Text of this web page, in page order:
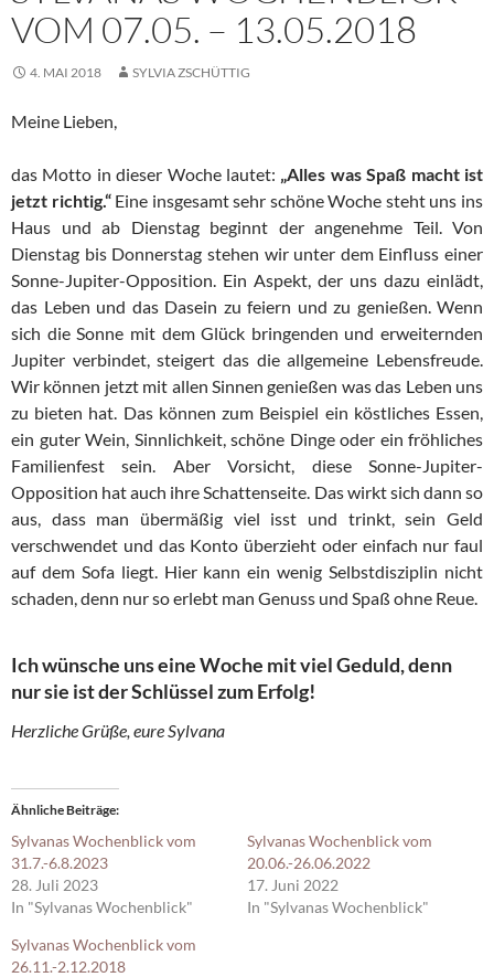
VOM 07.05. – 13.05.2018
4. MAI 2018 SYLVIA ZSCHÜTTIG
Meine Lieben,
das Motto in dieser Woche lautet: „Alles was Spaß macht ist
jetzt richtig.“Eine insgesamt sehr schöne Woche steht uns ins
Haus und ab Dienstag beginnt der angenehme Teil. Von
Dienstag bis Donnerstag stehen wir unter dem Einfluss einer
Sonne-Jupiter-Opposition. Ein Aspekt, der uns dazu einlädt,
das Leben und das Dasein zu feiern und zu genießen. Wenn
sich die Sonne mit dem Glück bringenden und erweiternden
Jupiter verbindet, steigert das die allgemeine Lebensfreude.
Wir können jetzt mit allen Sinnen genießen was das Leben uns
zu bieten hat. Das können zum Beispiel ein köstliches Essen,
ein guter Wein, Sinnlichkeit, schöne Dinge oder ein fröhliches
Familienfest sein. Aber Vorsicht, diese Sonne-Jupiter-
Opposition hat auch ihre Schattenseite. Das wirkt sich dann so
aus, dass man übermäßig viel isst und trinkt, sein Geld
verschwendet und das Konto überzieht oder einfach nur faul
auf dem Sofa liegt. Hier kann ein wenig Selbstdisziplin nicht
schaden, denn nur so erlebt man Genuss und Spaß ohne Reue.
Ich wünsche uns eine Woche mit viel Geduld, denn
nur sie ist der Schlüssel zum Erfolg!
Herzliche Grüße, eure Sylvana
Ähnliche Beiträge
Sylvanas Wochenblick vom
31.7.-6.8.2023
28. Juli 2023
In "Sylvanas Wochenblick"
Sylvanas Wochenblick vom
20.06.-26.06.2022
17. Juni 2022
In "Sylvanas Wochenblick"
Sylvanas Wochenblick vom
26.11.-2.12.2018